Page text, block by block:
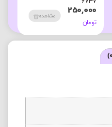
250,000
تومان